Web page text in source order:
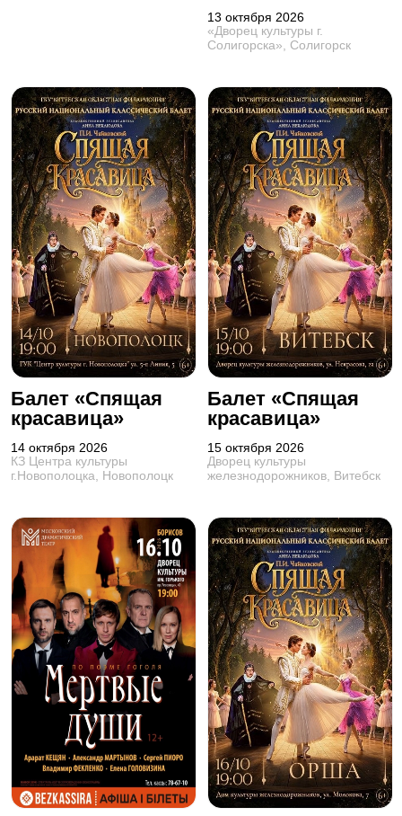
13 октября 2026
«Дворец культуры г.
Солигорска», Солигорск
Балет «Спящая
красавица»
14 октября 2026
КЗ Центра культуры
г.Новополоцка, Новополоцк
Балет «Спящая
красавица»
15 октября 2026
Дворец культуры
железнодорожников, Витебск